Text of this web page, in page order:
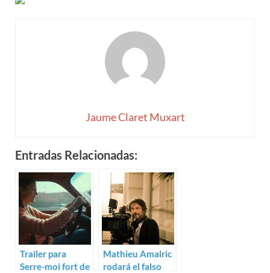
Jaume Claret Muxart
Entradas Relacionadas:
Trailer para
Serre-moi fort de
Mathieu Amalric
rodará el falso